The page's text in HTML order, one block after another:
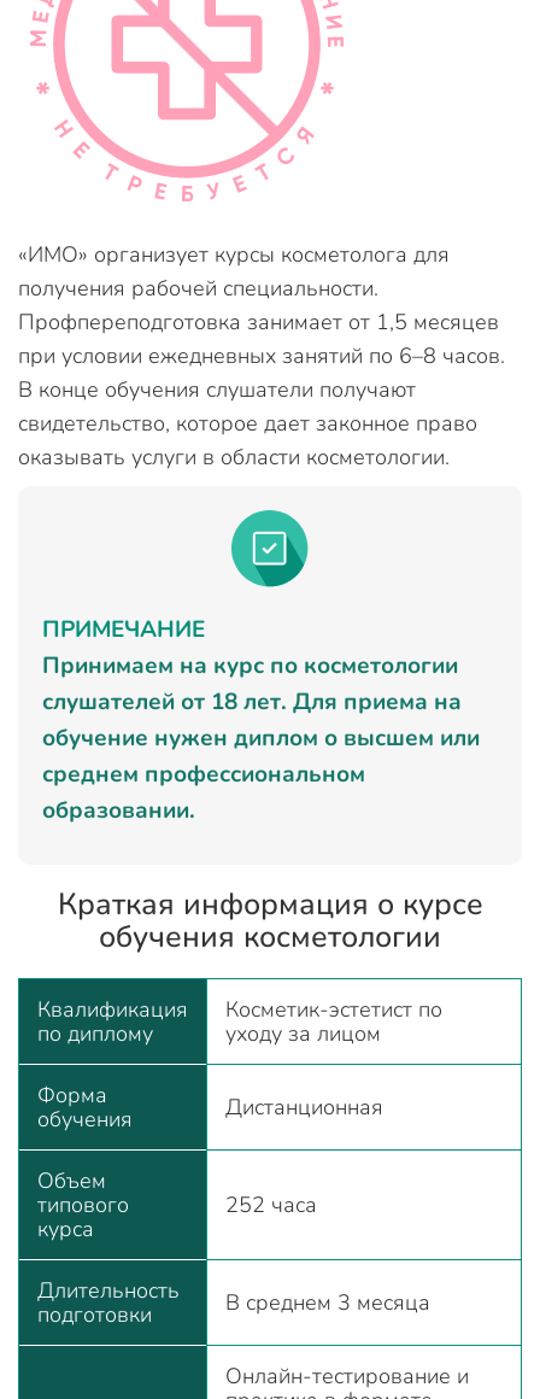
«ИМО» организует курсы косметолога для
получения рабочей специальности.
Профпереподготовка занимает от 1,5 месяцев
при условии ежедневных занятий по 6–8 часов.
В конце обучения слушатели получают
свидетельство, которое дает законное право
оказывать услуги в области косметологии.
ПРИМЕЧАНИЕ
Принимаем на курс по косметологии
слушателей от 18 лет. Для приема на
обучение нужен диплом о высшем или
среднем профессиональном
образовании.
Краткая информация о курсе
обучения косметологии
Квалификация
по диплому
Косметик-эстетист по
уходу за лицом
Форма
обучения
Дистанционная
Объем
типового
курса
252 часа
Длительность
подготовки
В среднем 3 месяца
Онлайн-тестирование и